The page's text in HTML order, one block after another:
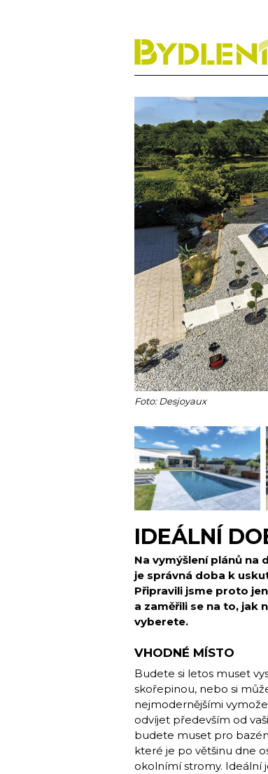
Foto: Desjoyaux
IDEÁLNÍ
Na vymýšlení plánů na
je správná doba k
Připravili jsme proto
a zaměřili se na to, jak
vyberete.
VHODNÉ MÍSTO
Budete si letos muset
skořepinou, nebo si
nejmodernějšími
odvíjet především od
budete muset pro
které je po většinu dne
okolnímí stro­my. Ideální